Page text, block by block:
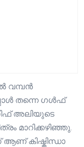
വമ്പൻ
തന്നെ ഗൾഫ്
അലിയുടെ
മാറിക്കഴിഞ്ഞു.
കിഷ്കിന്ധാ